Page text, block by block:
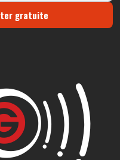
gratuite